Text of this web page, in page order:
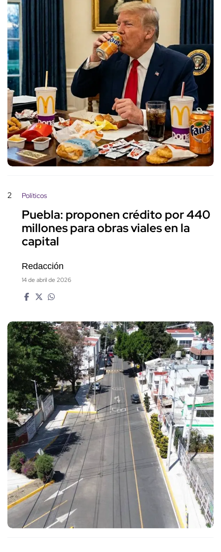
2 Políticos
Puebla: proponen crédito por 440
millones para obras viales en la
capital
Redacción
14 de abril de 2026